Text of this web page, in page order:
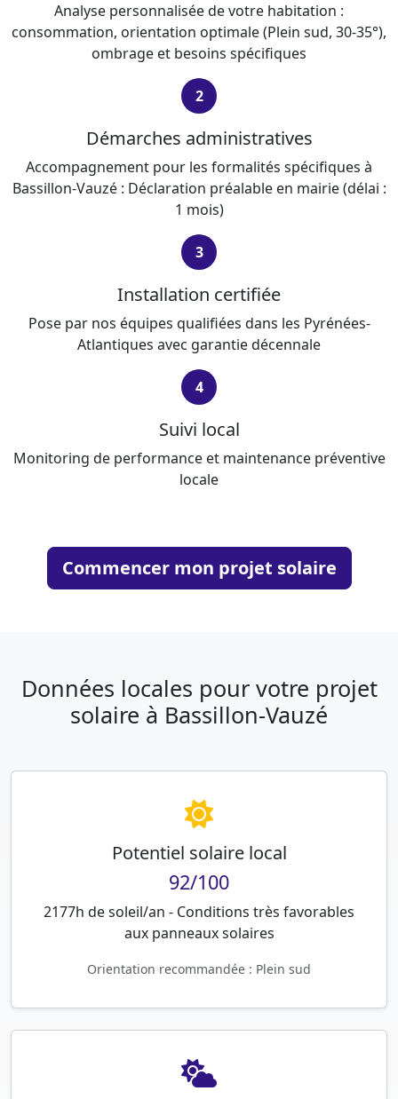
Analyse personnalisée de votre habitation :
consommation, orientation optimale (Plein sud, 30-35°),
ombrage et besoins spécifiques
2
Démarches administratives
Accompagnement pour les formalités spécifiques à
Bassillon-Vauzé : Déclaration préalable en mairie (délai :
1 mois)
3
Installation certifiée
Pose par nos équipes qualifiées dans les Pyrénées-
Atlantiques avec garantie décennale
4
Suivi local
Monitoring de performance et maintenance préventive
locale
Commencer mon projet solaire
Données locales pour votre projet
solaire à Bassillon-Vauzé
Potentiel solaire local
92/100
2177h de soleil/an - Conditions très favorables
aux panneaux solaires
Orientation recommandée : Plein sud